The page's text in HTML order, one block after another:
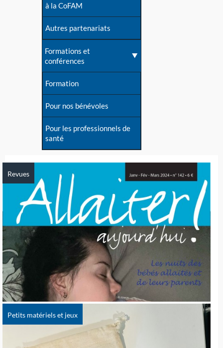
à la CoFAM
Autres partenariats
Formations et
conférences
Formation
Pour nos bénévoles
Pour les professionnels de
santé
Revues
Petits matériels et jeux